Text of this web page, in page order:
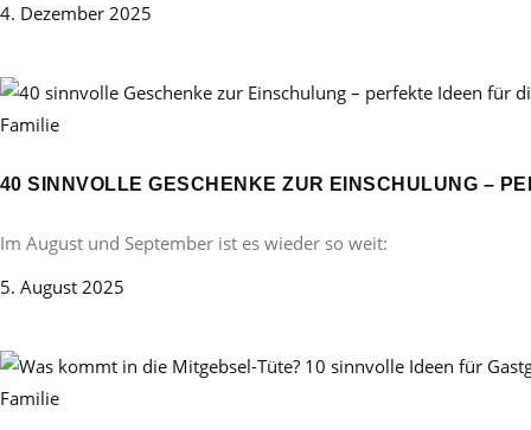
4. Dezember 2025
Familie
40 SINNVOLLE GESCHENKE ZUR EINSCHULUNG –
Im August und September ist es wieder so weit:
5. August 2025
Familie